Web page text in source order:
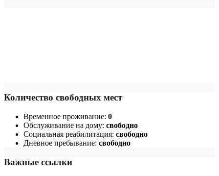
Количество свободных мест
Временное проживание: 0
Обслуживание на дому: свободно
Социальная реабилитация: свободно
Дневное пребывание: свободно
Важные ссылки